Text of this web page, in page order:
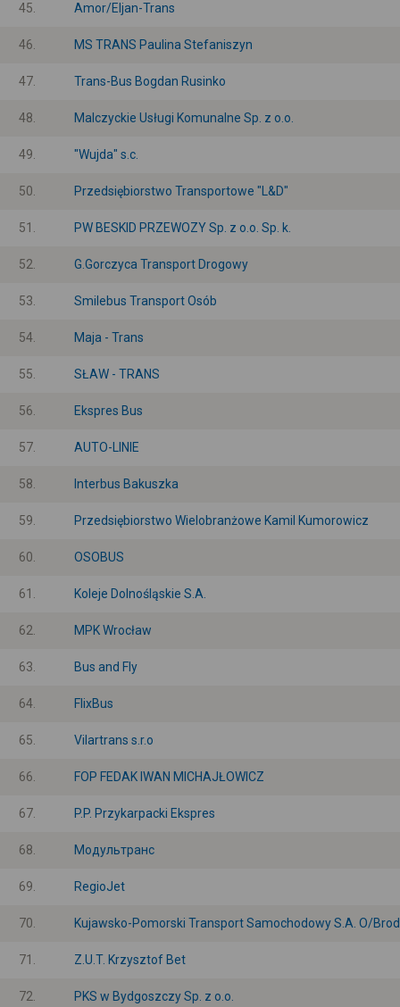
45. Amor/Eljan-Trans
46. MS TRANS Paulina Stefaniszyn
47. Trans-Bus Bogdan Rusinko
48. Malczyckie Usługi Komunalne Sp. z o.o.
49. "Wujda" s.c.
50. Przedsiębiorstwo Transportowe "L&D"
51. PW BESKID PRZEWOZY Sp. z o.o. Sp. k.
52. G.Gorczyca Transport Drogowy
53. Smilebus Transport Osób
54. Maja - Trans
55. SŁAW - TRANS
56. Ekspres Bus
57. AUTO-LINIE
58. Interbus Bakuszka
59. Przedsiębiorstwo Wielobranżowe Kamil Kumorowicz
60. OSOBUS
61. Koleje Dolnośląskie S.A.
62. MPK Wrocław
63. Bus and Fly
64. FlixBus
65. Vilartrans s.r.o
66. FOP FEDAK IWAN MICHAJŁOWICZ
67. P.P. Przykarpacki Ekspres
68. Модультранс
69. RegioJet
70. Kujawsko-Pomorski Transport Samochodowy S.A. O/
71. Z.U.T. Krzysztof Bet
72. PKS w Bydgoszczy Sp. z o.o.